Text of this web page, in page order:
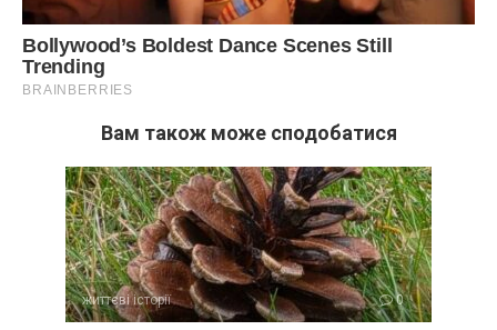
Вам також може сподобатися
життєві історії 0